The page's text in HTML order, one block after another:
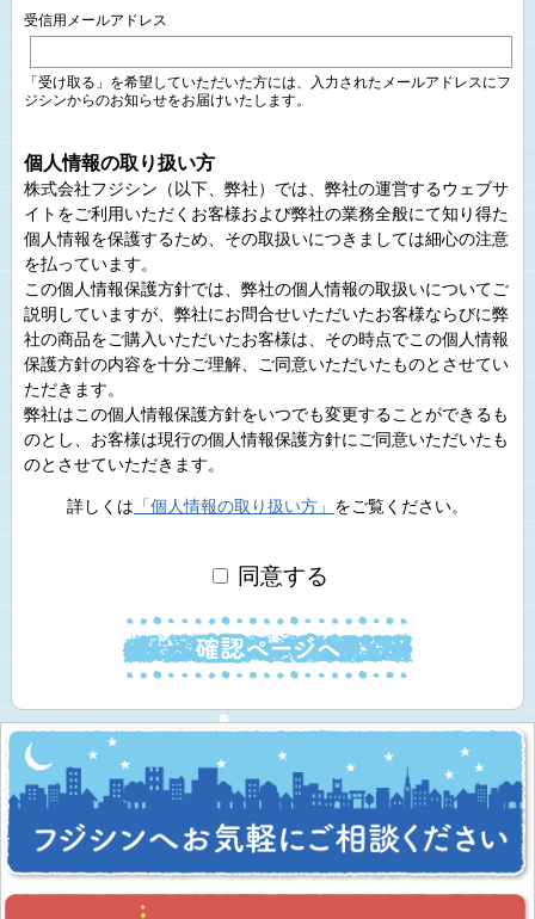
受信用メールアドレス
「受け取る」を希望していただいた方には、入力されたメールアドレスにフ
ジシンからのお知らせをお届けいたします。
個人情報の取り扱い方
株式会社フジシン（以下、弊社）では、弊社の運営するウェブサ
イトをご利用いただくお客様および弊社の業務全般にて知り得た
個人情報を保護するため、その取扱いにつきましては細心の注意
を払っています。
この個人情報保護方針では、弊社の個人情報の取扱いについてご
説明していますが、弊社にお問合せいただいたお客様ならびに弊
社の商品をご購入いただいたお客様は、その時点でこの個人情報
保護方針の内容を十分ご理解、ご同意いただいたものとさせてい
ただきます。
弊社はこの個人情報保護方針をいつでも変更することができるも
のとし、お客様は現行の個人情報保護方針にご同意いただいたも
のとさせていただきます。
詳しくは 「個人情報の取り扱い方」 をご覧ください。
同意する